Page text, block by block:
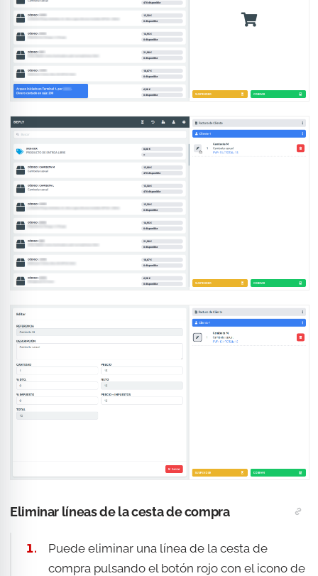
Eliminar líneas de la cesta de compra
Puede eliminar una línea de la cesta de
compra pulsando el botón rojo con el icono de